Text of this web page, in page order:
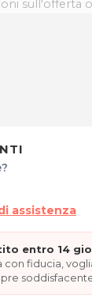
sull'offerta
assistenza
entro 14
con fiducia,